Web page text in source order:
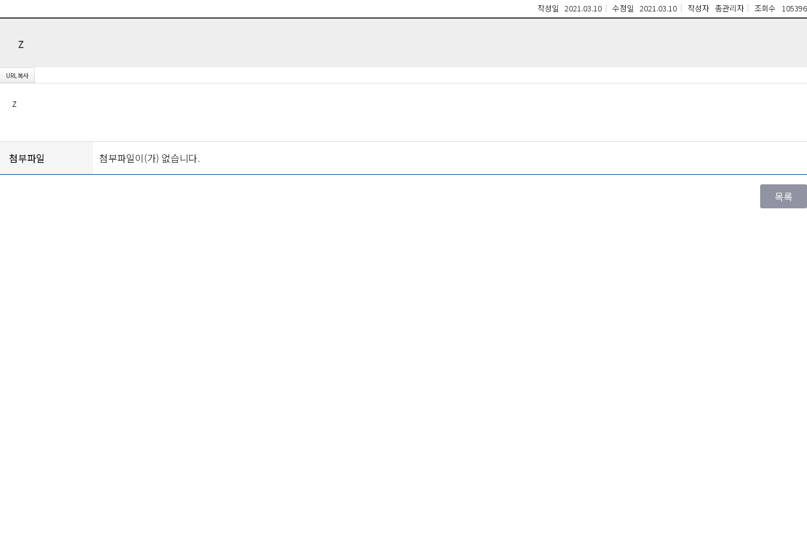
작성일 2021.03.10 수정일 2021.03.10 작성자 총관리자 조회수 105396
z
z
첨부파일 첨부파일이(가) 없습니다.